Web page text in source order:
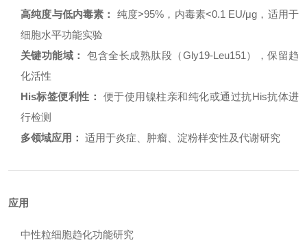
高纯度与低内毒素：
纯度>95%，内毒素<0.1 EU/μg，适用于
细胞水平功能实验
关键功能域：
包含全长成熟肽段（Gly19-Leu151），保留趋
化活性
His标签便利性：
便于使用镍柱亲和纯化或通过抗His抗体进
行检测
多领域应用： 适用于炎症、肿瘤、淀粉样变性及代谢研究
应用
中性粒细胞趋化功能研究